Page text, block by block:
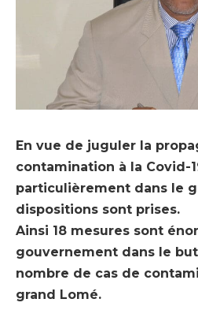
En vue de juguler la
contamination à la Covid-
particulièrement dans le
dispositions sont prises.
Ainsi 18 mesures sont
gouvernement dans le
nombre de cas de
grand Lomé.